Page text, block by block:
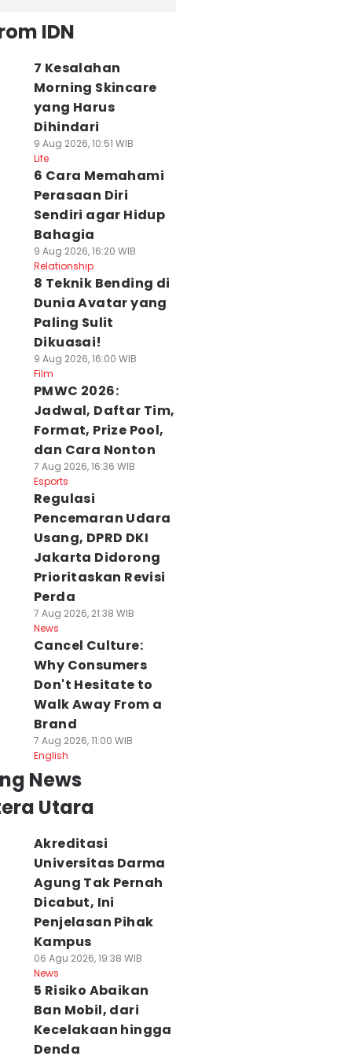
IDN
7 Kesalahan
Morning Skincare
yang Harus
Dihindari
9 Aug 2026, 10:51 WIB
Life
6 Cara Memahami
Perasaan Diri
Sendiri agar Hidup
Bahagia
9 Aug 2026, 16:20 WIB
Relationship
8 Teknik Bending di
Dunia Avatar yang
Paling Sulit
Dikuasai!
9 Aug 2026, 16:00 WIB
Film
PMWC 2026:
Jadwal, Daftar Tim,
Format, Prize Pool,
dan Cara Nonton
7 Aug 2026, 16:36 WIB
Esports
Regulasi
Pencemaran Udara
Usang, DPRD DKI
Jakarta Didorong
Prioritaskan Revisi
Perda
7 Aug 2026, 21:38 WIB
News
Cancel Culture:
Why Consumers
Don't Hesitate to
Walk Away From a
Brand
7 Aug 2026, 11:00 WIB
English
News
Utara
Akreditasi
Universitas Darma
Agung Tak Pernah
Dicabut, Ini
Penjelasan Pihak
Kampus
06 Agu 2026, 19:38 WIB
News
5 Risiko Abaikan
Ban Mobil, dari
Kecelakaan hingga
Denda